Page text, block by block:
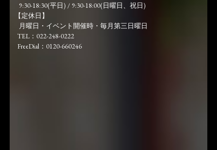
9:30-18:30(平日) / 9:30-18:00(日曜日、祝日)
【定休日】
月曜日・イベント開催時・毎月第三日曜日
TEL：022-248-0222
FreeDial：0120-660246